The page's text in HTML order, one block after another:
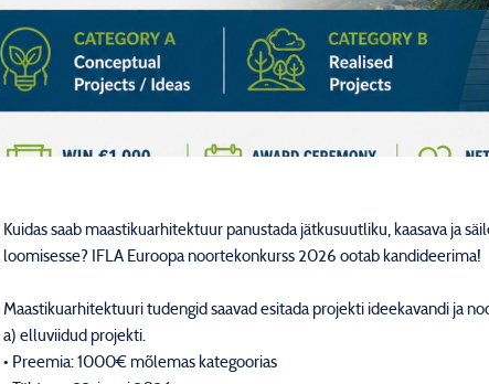
Kuidas saab maastikuarhitektuur panustada jätkusuutliku, kaasava ja
loomisesse? IFLA Euroopa noortekonkurss 2026 ootab kandideerima!
Maastikuarhitektuuri tudengid saavad esitada projekti ideekavandi ja
a) elluviidud projekti.
• Preemia: 1000€ mõlemas kategoorias